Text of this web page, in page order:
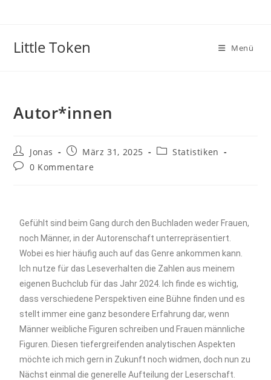
Little Token Menü
Autor*innen
Jonas März 31, 2025
Statistiken
0 Kommentare
Gefühlt sind beim Gang durch den Buchladen weder Frauen,
noch Männer, in der Autorenschaft unterrepräsentiert.
Wobei es hier häufig auch auf das Genre ankommen kann.
Ich nutze für das Leseverhalten die Zahlen aus meinem
eigenen Buchclub für das Jahr 2024. Ich finde es wichtig,
dass verschiedene Perspektiven eine Bühne finden und es
stellt immer eine ganz besondere Erfahrung dar, wenn
Männer weibliche Figuren schreiben und Frauen männliche
Figuren. Diesen tiefergreifenden analytischen Aspekten
möchte ich mich gern in Zukunft noch widmen, doch nun zu
Nächst einmal die generelle Aufteilung der Leserschaft.